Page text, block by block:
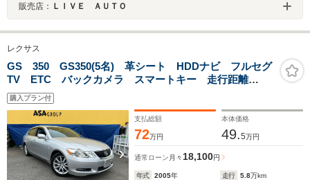
販売店： ＬＩＶＥ ＡＵＴＯ
レクサス
GS 350 GS350(5名) 革シート HDDナビ フルセグ
TV ETC バックカメラ スマートキー 走行距離
57800キロ
購入プラン付
支払総額
72万円
本体価格
49.5万円
通常ローン 月々 18,100円
年式 2005年 走行 5.8万km